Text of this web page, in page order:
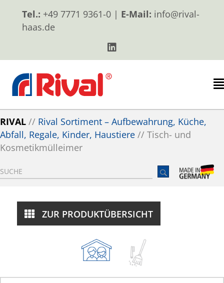
Tel.: +49 7771 9361-0 | E-Mail: info@rival-
haas.de
RIVAL // Rival Sortiment – Aufbewahrung, Küche,
Abfall, Regale, Kinder, Haustiere // Tisch- und
Kosmetikmülleimer
ZUR PRODUKTÜBERSICHT